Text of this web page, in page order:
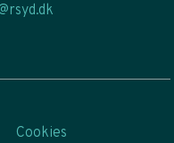
Cookies